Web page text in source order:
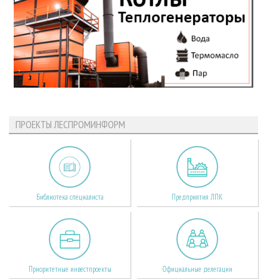
ПРОЕКТЫ ЛЕСПРОМИНФОРМ
Библиотека специалиста Предприятия ЛПК
Приоритетные инвестпроекты Официальные делегации